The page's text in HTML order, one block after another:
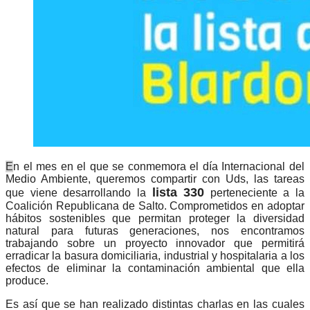
En el mes en el que se conmemora el día Internacional del
Medio Ambiente, queremos compartir con Uds, las tareas
que viene desarrollando la lista 330 perteneciente a la
Coalición Republicana de Salto. Comprometidos en adoptar
hábitos sostenibles que permitan proteger la diversidad
natural para futuras generaciones, nos encontramos
trabajando sobre un proyecto innovador que permitirá
erradicar la basura domiciliaria, industrial y hospitalaria a los
efectos de eliminar la contaminación ambiental que ella
produce.
Es así que se han realizado distintas charlas en las cuales